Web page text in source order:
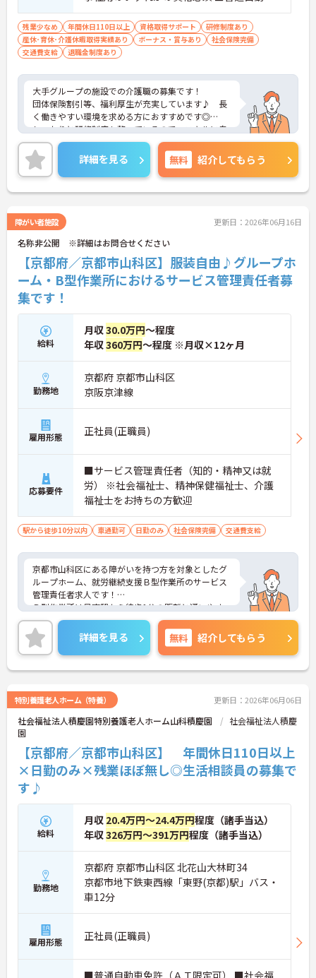
免許（AT限定可）必須
残業少なめ 年間休日110日以上 資格取得サポート
研修制度あり
産休･育休･介護休暇取得実績あり
ボーナス・賞与あり
社会保険完備
交通費支給
退職金制度あり
大手グループの施設での介護職の募集です！
団体保険割引等、福利厚生が充実しています♪ 長
く働きやすい環境を求める方におすすめです◎
しっかりと研修制度も整っているので、スキルに自
信がない方でもご安心ください☆
ご興味のある方には、面接対策ポイントなど、さら
に詳細をお話しいたしますのでお気軽にご相談くだ
さい！
詳細を見る 無料 紹介してもらう
障がい者施設 更新日：2026年06月16日
名称非公開 ※詳細はお問合せください
【京都府／京都市山科区】服装自由♪グループホ
ーム・B型作業所におけるサービス管理責任者募
集です！
給料
月収30.0万円～程度
年収360万円～程度 ※月収×12ヶ月
勤務地
京都府 京都市山科区
京阪京津線
雇用形態 正社員(正職員)
応募要件
■サービス管理責任者（知的・精神又は就
労） ※社会福祉士、精神保健福祉士、介護
福祉士をお持ちの方歓迎
駅から徒歩10分以内 車通勤可 日勤のみ 社会保険完備 交通費支給
京都市山科区にある障がいを持つ方を対象としたグ
ループホーム、就労継続支援Ｂ型作業所のサービス
管理責任者求人です！
Ｂ型作業所は最寄駅から徒歩1分の距離と通いやす
さも魅力です◎
ご興味ある方には、面接対策ポイントなど、詳細を
お話しいたしますのでお気軽にご相談ください。
詳細を見る 無料 紹介してもらう
特別養護老人ホーム（特養） 更新日：2026年06月06日
社会福祉法人積慶園特別養護老人ホーム山科積慶園
社会福祉法人積慶
園
【京都府／京都市山科区】 年間休日110日以上
×日勤のみ×残業ほぼ無し◎生活相談員の募集で
す♪
給料
月収 20.4万円～24.4万円程度（諸手当込）
年収326万円～391万円程度（諸手当込）
勤務地
京都府 京都市山科区 北花山大林町34
京都市地下鉄東西線「東野(京都)駅」バス・
車12分
雇用形態 正社員(正職員)